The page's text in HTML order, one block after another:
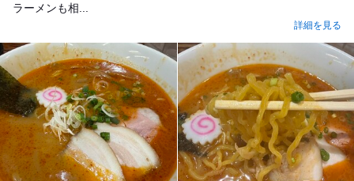
ラーメンも相...
詳細を見る